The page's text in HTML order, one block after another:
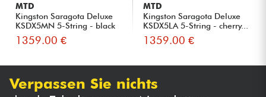
MTD
Kingston Saragota Deluxe
KSDX5MN 5-String - black
...
1359.00 €
MTD
Kingston Saragota Deluxe
KSDX5LA 5-String - cherry...
1359.00 €
Verpassen Sie nichts